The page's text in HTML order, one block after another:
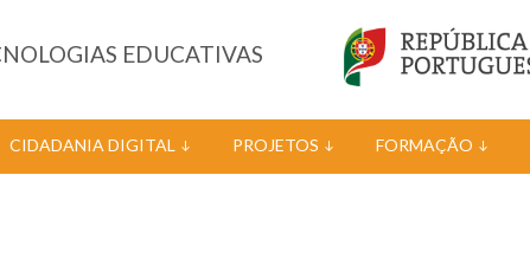
EDUCATIVAS
CIDADANIA DIGITAL PROJETOS FORMAÇÃO